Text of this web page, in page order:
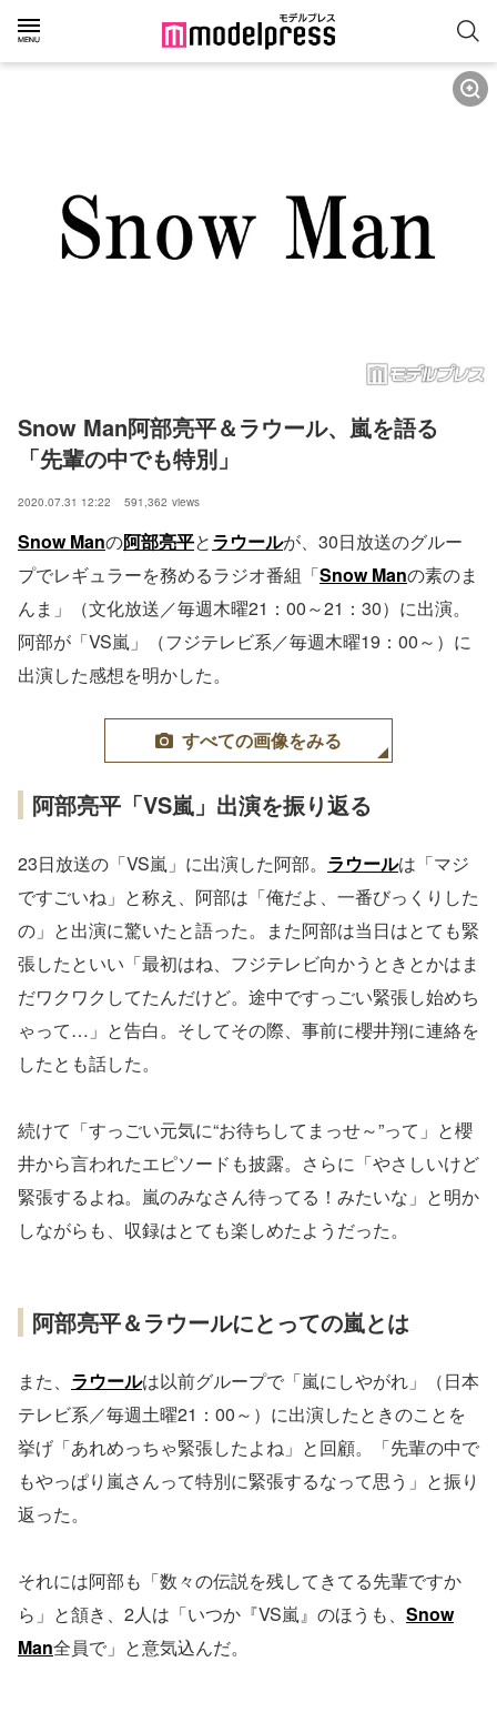
Snow Man阿部亮平＆ラウール、嵐を語る
「先輩の中でも特別」
2020.07.31 12:22 591,362 views
Snow Manの阿部亮平とラウールが、30日放送のグルー
プでレギュラーを務めるラジオ番組「Snow Manの素のま
んま」（文化放送／毎週木曜21：00～21：30）に出演。
阿部が「VS嵐」（フジテレビ系／毎週木曜19：00～）に
出演した感想を明かした。
すべての画像をみる
阿部亮平「VS嵐」出演を振り返る
23日放送の「VS嵐」に出演した阿部。 ラウールは「マジ
ですごいね」と称え、阿部は「俺だよ、一番びっくりした
の」と出演に驚いたと語った。また阿部は当日はとても緊
張したといい「最初はね、フジテレビ向かうときとかはま
だワクワクしてたんだけど。途中ですっごい緊張し始めち
ゃって…」と告白。そしてその際、事前に櫻井翔に連絡を
したとも話した。
続けて「すっごい元気に“お待ちしてまっせ～”って」と櫻
井から言われたエピソードも披露。さらに「やさしいけど
緊張するよね。嵐のみなさん待ってる！みたいな」と明か
しながらも、収録はとても楽しめたようだった。
阿部亮平＆ラウールにとっての嵐とは
また、 ラウールは以前グループで「嵐にしやがれ」（日本
テレビ系／毎週土曜21：00～）に出演したときのことを
挙げ「あれめっちゃ緊張したよね」と回顧。「先輩の中で
もやっぱり嵐さんって特別に緊張するなって思う」と振り
返った。
それには阿部も「数々の伝説を残してきてる先輩ですか
ら」と頷き、2人は「いつか『VS嵐』のほうも、 Snow
Man全員で」と意気込んだ。